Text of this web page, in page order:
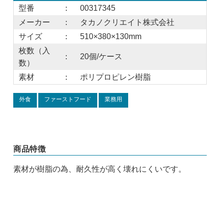
型番 ：
00317345
メーカー
：
タカノクリエイト株式会社
サイズ
：
510×380×130mm
枚数（入
数）
： 20個/ケース
素材 ： ポリプロピレン樹脂
外食 ファーストフード 業務用
商品特徴
素材が樹脂の為、耐久性が高く壊れにくいです。